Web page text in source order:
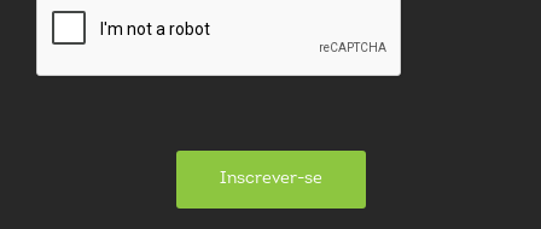
Inscrever-se